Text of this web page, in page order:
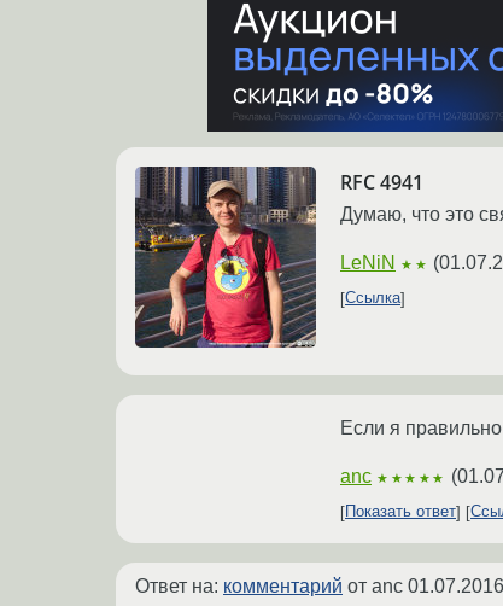
RFC 4941
Думаю, что это
LeNiN ★★ (
Ссылка
Если я
anc ★★★★★ (
Показать ответ
Ответ на: комментарий от anc